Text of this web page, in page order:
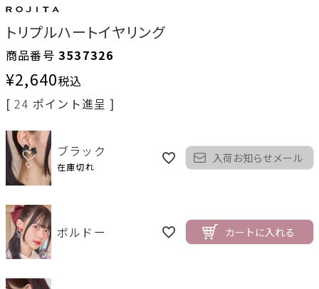
トリプルハートイヤリング
商品番号 3537326
¥2,640税込
[ 24 ポイント進呈 ]
ブラック
在庫切れ
入荷お知らせメール
ボルドー カートに入れる